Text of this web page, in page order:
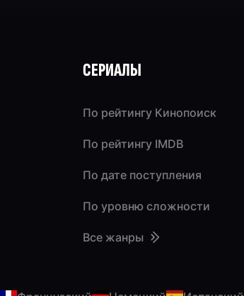
СЕРИАЛЫ
По рейтингу Кинопоиск
По рейтингу IMDB
По дате поступления
По уровню сложности
Все жанры